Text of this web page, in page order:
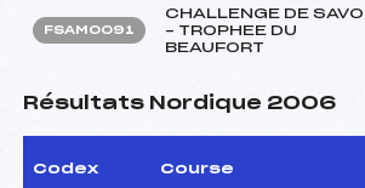
FSAM0091
CHALLENGE DE
– TROPHEE DU
BEAUFORT
Résultats Nordique 2006
Codex Course